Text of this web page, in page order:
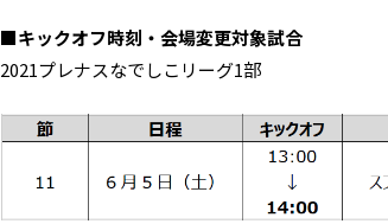
■キックオフ時刻・会場変更対象試合
2021プレナスなでしこリーグ1部